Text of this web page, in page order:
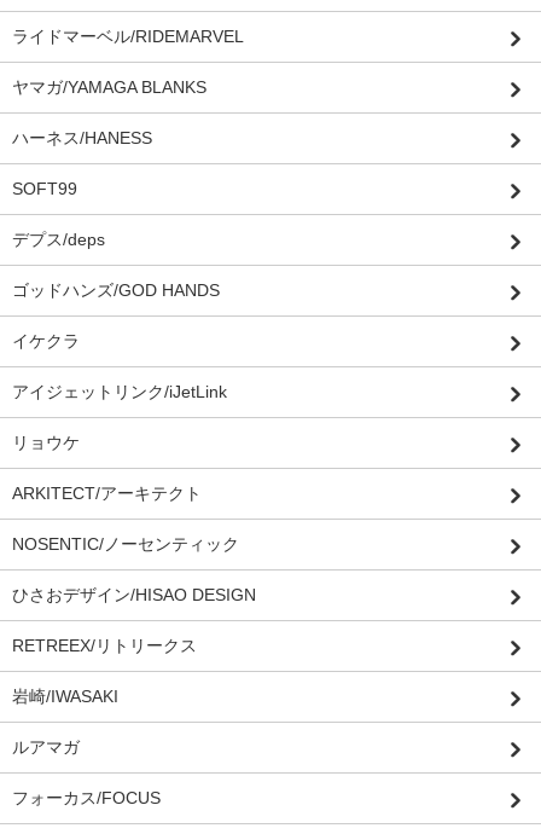
ライドマーベル/RIDEMARVEL
ヤマガ/YAMAGA BLANKS
ハーネス/HANESS
SOFT99
デプス/deps
ゴッドハンズ/GOD HANDS
イケクラ
アイジェットリンク/iJetLink
リョウケ
ARKITECT/アーキテクト
NOSENTIC/ノーセンティック
ひさおデザイン/HISAO DESIGN
RETREEX/リトリークス
岩崎/IWASAKI
ルアマガ
フォーカス/FOCUS